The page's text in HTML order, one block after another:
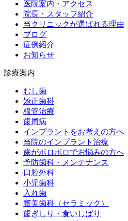
医院案内・アクセス
院長・スタッフ紹介
当クリニックが選ばれる理由
ブログ
症例紹介
お知らせ
診療案内
むし歯
矯正歯科
根管治療
歯周病
インプラントをお考えの方へ
当院のインプラント治療
歯がボロボロでお悩みの方へ
予防歯科・メンテナンス
口腔外科
小児歯科
入れ歯
審美歯科（セラミック）
歯ぎしり・食いしばり